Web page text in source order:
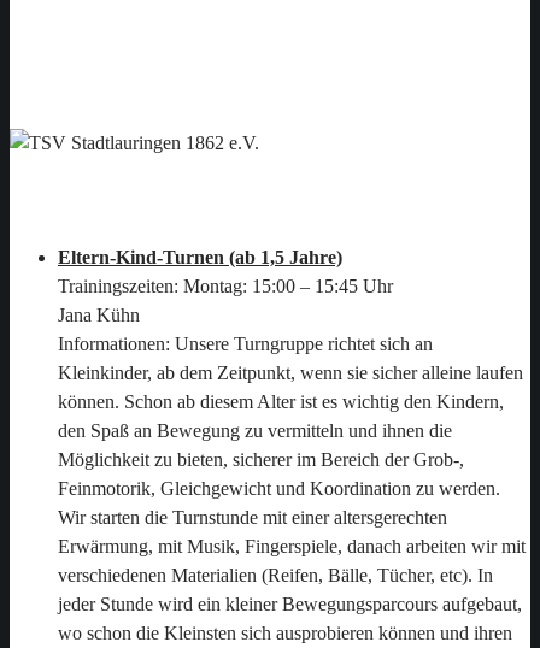
Eltern-Kind-Turnen (ab 1,5 Jahre)
Trainingszeiten: Montag: 15:00 – 15:45 Uhr
Jana Kühn
Informationen: Unsere Turngruppe richtet sich an
Kleinkinder, ab dem Zeitpunkt, wenn sie sicher alleine laufen
können. Schon ab diesem Alter ist es wichtig den Kindern,
den Spaß an Bewegung zu vermitteln und ihnen die
Möglichkeit zu bieten, sicherer im Bereich der Grob-,
Feinmotorik, Gleichgewicht und Koordination zu werden.
Wir starten die Turnstunde mit einer altersgerechten
Erwärmung, mit Musik, Fingerspiele, danach arbeiten wir mit
verschiedenen Materialien (Reifen, Bälle, Tücher, etc). In
jeder Stunde wird ein kleiner Bewegungsparcours aufgebaut,
wo schon die Kleinsten sich ausprobieren können und ihren